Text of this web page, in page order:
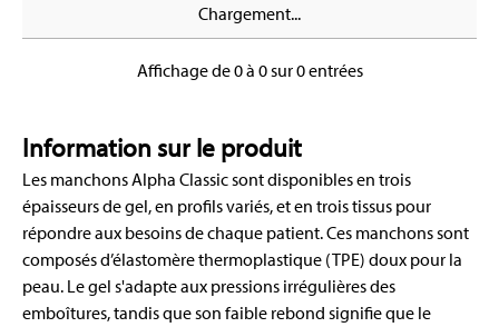
Chargement...
Affichage de 0 à 0 sur 0 entrées
Information sur le produit
Les manchons Alpha Classic sont disponibles en trois
épaisseurs de gel, en profils variés, et en trois tissus pour
répondre aux besoins de chaque patient. Ces manchons sont
composés d’élastomère thermoplastique (TPE) doux pour la
peau. Le gel s'adapte aux pressions irrégulières des
emboîtures, tandis que son faible rebond signifie que le